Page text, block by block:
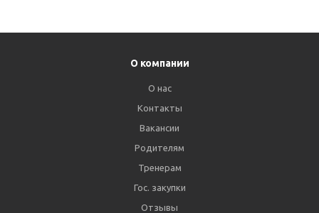
О компании
О нас
Контакты
Вакансии
Родителям
Тренерам
Гос. закупки
Отзывы